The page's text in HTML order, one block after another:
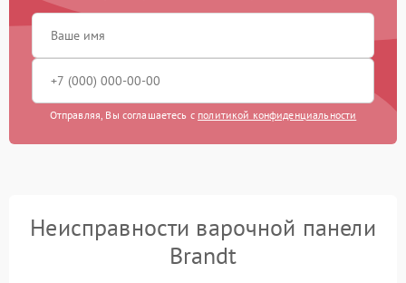
Отправляя, Вы соглашаетесь с политикой конфиденциальности
Неисправности варочной панели
Brandt